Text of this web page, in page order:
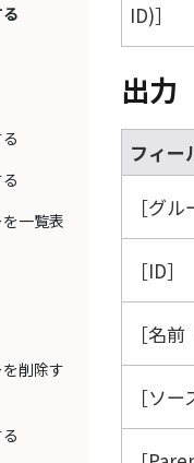
一覧表
削除す
ID)
出力
フィー
グル
ID
名前
ソー